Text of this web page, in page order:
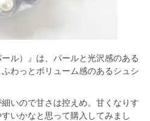
ル）』は、パールと光沢感のある
わっとボリューム感のあるシュシ
いので甘さは控えめ。甘くなりす
いかなと思って購入してみまし